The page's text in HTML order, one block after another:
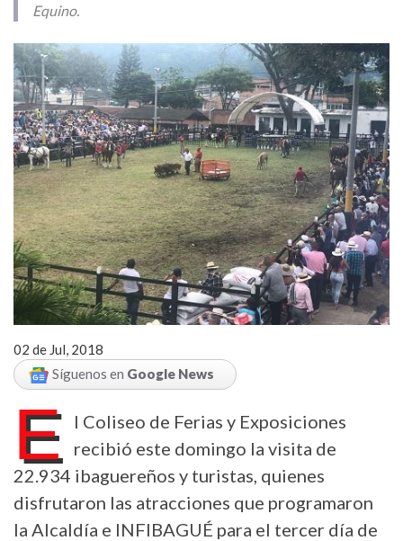
Equino.
02 de Jul, 2018
Síguenos en Google News
E
l Coliseo de Ferias y Exposiciones
recibió este domingo la visita de
22.934 ibaguereños y turistas, quienes
disfrutaron las atracciones que programaron
la Alcaldía e INFIBAGUÉ para el tercer día de